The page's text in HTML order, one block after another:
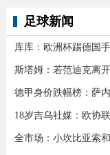
足球新闻
全市场：小坎比亚索